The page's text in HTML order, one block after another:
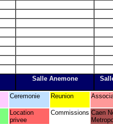
Salle Anemone
Ceremonie Reunion
Location
privee
Commissions Caen